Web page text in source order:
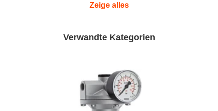
Zeige alles
Verwandte Kategorien